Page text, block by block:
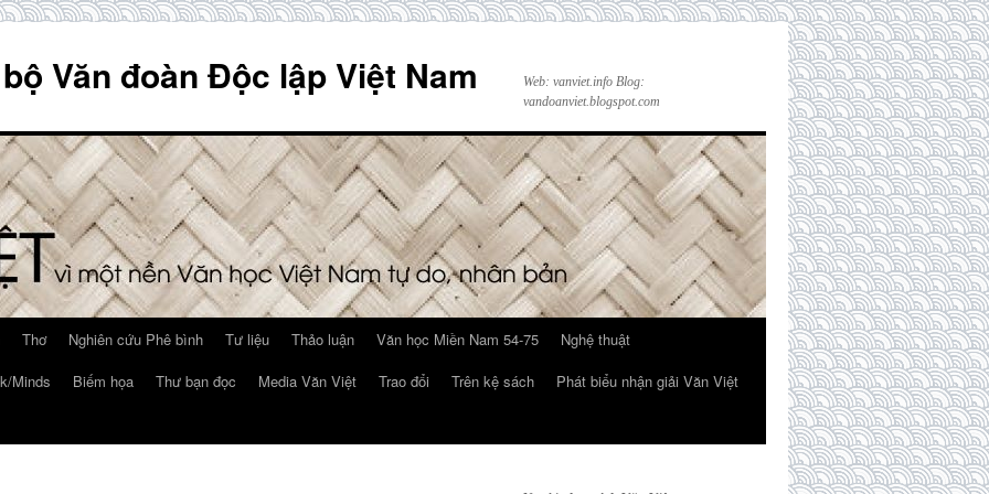
Văn đoàn Độc lập Việt Nam
Web: vanviet.info Blog:
vandoanviet.blogspot.com
Thơ Nghiên cứu Phê bình Tư liệu Thảo luận Văn học Miền Nam 54-75
Nghệ thuật
Minds Biếm họa Thư bạn đọc Media Văn Việt Trao đổi Trên kệ sách
Phát biểu nhận giải Văn Việt